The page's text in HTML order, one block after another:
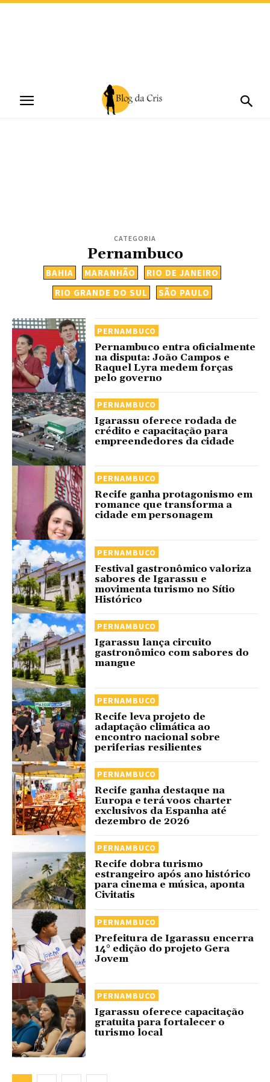
CATEGORIA
Pernambuco
BAHIA MARANHÃO
RIO DE JANEIRO
RIO GRANDE DO SUL
SÃO PAULO
PERNAMBUCO
Pernambuco entra oficialmente
na disputa: João Campos e
Raquel Lyra medem forças
pelo governo
PERNAMBUCO
Igarassu oferece rodada de
crédito e capacitação para
empreendedores da cidade
PERNAMBUCO
Recife ganha protagonismo em
romance que transforma a
cidade em personagem
PERNAMBUCO
Festival gastronômico valoriza
sabores de Igarassu e
movimenta turismo no Sítio
Histórico
PERNAMBUCO
Igarassu lança circuito
gastronômico com sabores do
mangue
PERNAMBUCO
Recife leva projeto de
adaptação climática ao
encontro nacional sobre
periferias resilientes
PERNAMBUCO
Recife ganha destaque na
Europa e terá voos charter
exclusivos da Espanha até
dezembro de 2026
PERNAMBUCO
Recife dobra turismo
estrangeiro após ano histórico
para cinema e música, aponta
Civitatis
PERNAMBUCO
Prefeitura de Igarassu encerra
14° edição do projeto Gera
Jovem
PERNAMBUCO
Igarassu oferece capacitação
gratuita para fortalecer o
turismo local